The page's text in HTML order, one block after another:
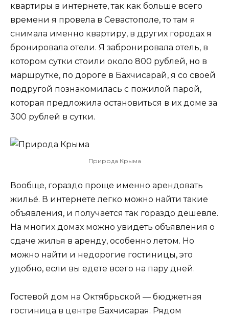
квартиры в интернете, так как больше всего
времени я провела в Севастополе, то там я
снимала именно квартиру, в других городах я
бронировала отели. Я забронировала отель, в
котором сутки стоили около 800 рублей, но в
маршрутке, по дороге в Бахчисарай, я со своей
подругой познакомилась с пожилой парой,
которая предложила остановиться в их доме за
300 рублей в сутки.
Природа Крыма
Вообще, гораздо проще именно арендовать
жильё. В интернете легко можно найти такие
объявления, и получается так гораздо дешевле.
На многих домах можно увидеть объявления о
сдаче жилья в аренду, особенно летом. Но
можно найти и недорогие гостиницы, это
удобно, если вы едете всего на пару дней.
Гостевой дом на Октябрьской — бюджетная
гостиница в центре Бахчисарая. Рядом